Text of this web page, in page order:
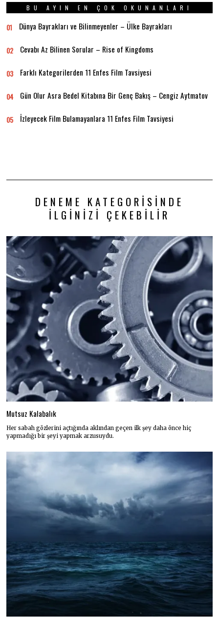
BU AYIN EN ÇOK OKUNANLARI
01 Dünya Bayrakları ve Bilinmeyenler – Ülke Bayrakları
02 Cevabı Az Bilinen Sorular – Rise of Kingdoms
03 Farklı Kategorilerden 11 Enfes Film Tavsiyesi
04 Gün Olur Asra Bedel Kitabına Bir Genç Bakış – Cengiz Aytmatov
05 İzleyecek Film Bulamayanlara 11 Enfes Film Tavsiyesi
DENEME KATEGORISINDE
İLGINIZI ÇEKEBILIR
Mutsuz Kalabalık
Her sabah gözlerini açtığında aklından geçen ilk şey daha önce hiç
yapmadığı bir şeyi yapmak arzusuydu.